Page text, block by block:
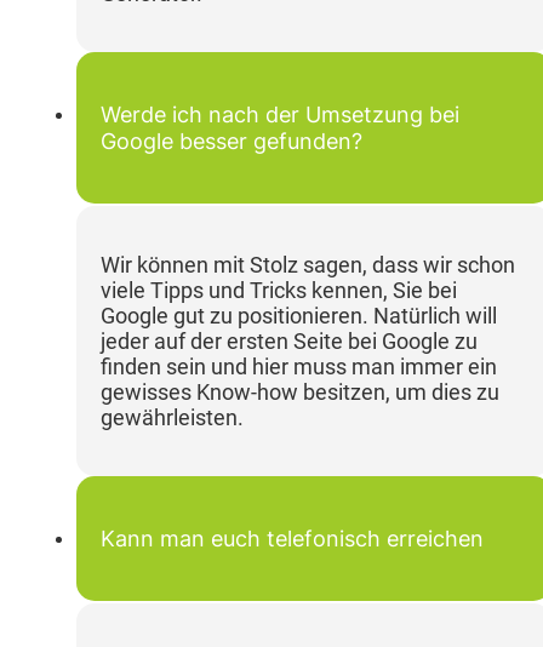
Werde ich nach der Umsetzung bei
Google besser gefunden?
Wir können mit Stolz sagen, dass wir schon
viele Tipps und Tricks kennen, Sie bei
Google gut zu positionieren. Natürlich will
jeder auf der ersten Seite bei Google zu
finden sein und hier muss man immer ein
gewisses Know-how besitzen, um dies zu
gewährleisten.
Kann man euch telefonisch erreichen